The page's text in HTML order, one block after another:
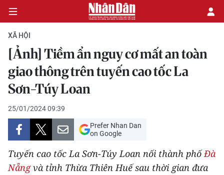
CHÍNH TRỊ
KINH TẾ
VĂN HÓA
XÃ HỘI
PHÁP LUẬT
XÃ HỘI
[Ảnh] Tiềm ẩn nguy cơ mất an toàn
giao thông trên tuyến cao tốc La
Sơn-Túy Loan
25/01/2024 09:39
Prefer Nhan Dan
on Google
Tuyến cao tốc La Sơn-Túy Loan nối thành phốĐà
Nẵngvà tỉnh Thừa Thiên Huế sau thời gian đưa